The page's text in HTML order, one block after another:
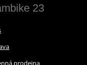
23
prodejna